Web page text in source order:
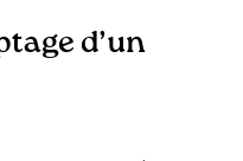
d’un